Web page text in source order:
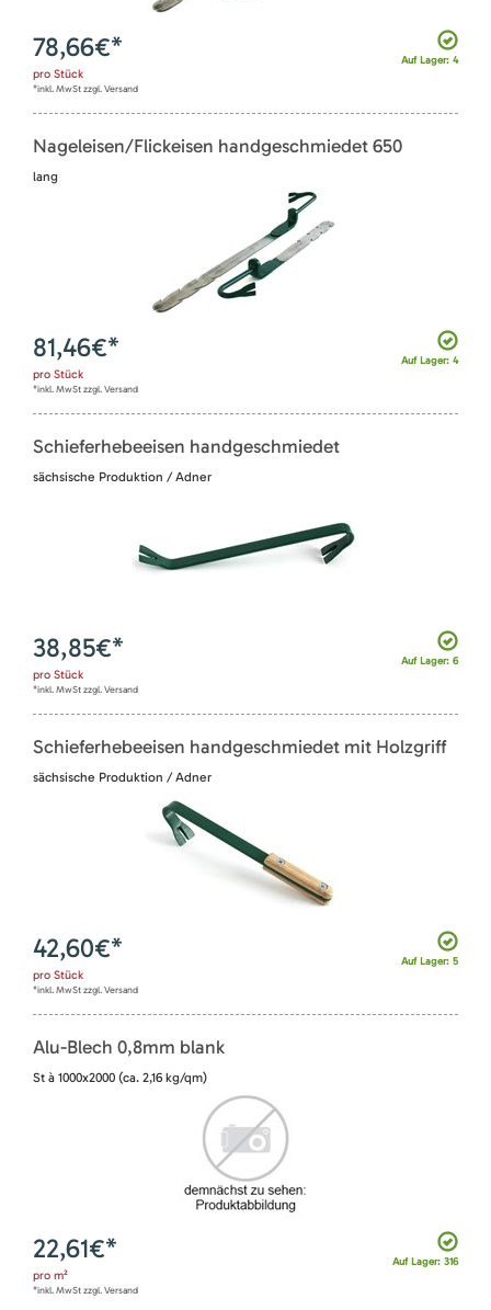
Auf Lager: 4
78,66€*
pro Stück
*inkl. MwSt zzgl. Versand
Nageleisen/Flickeisen handgeschmiedet 650
lang
Auf Lager: 4
81,46€*
pro Stück
*inkl. MwSt zzgl. Versand
Schieferhebeeisen handgeschmiedet
sächsische Produktion / Adner
Auf Lager: 6
38,85€*
pro Stück
*inkl. MwSt zzgl. Versand
Schieferhebeeisen handgeschmiedet mit Holzgriff
sächsische Produktion / Adner
Auf Lager: 5
42,60€*
pro Stück
*inkl. MwSt zzgl. Versand
Alu-Blech 0,8mm blank
St à 1000x2000 (ca. 2,16 kg/qm)
Auf Lager: 316
22,61€*
pro m²
*inkl. MwSt zzgl. Versand